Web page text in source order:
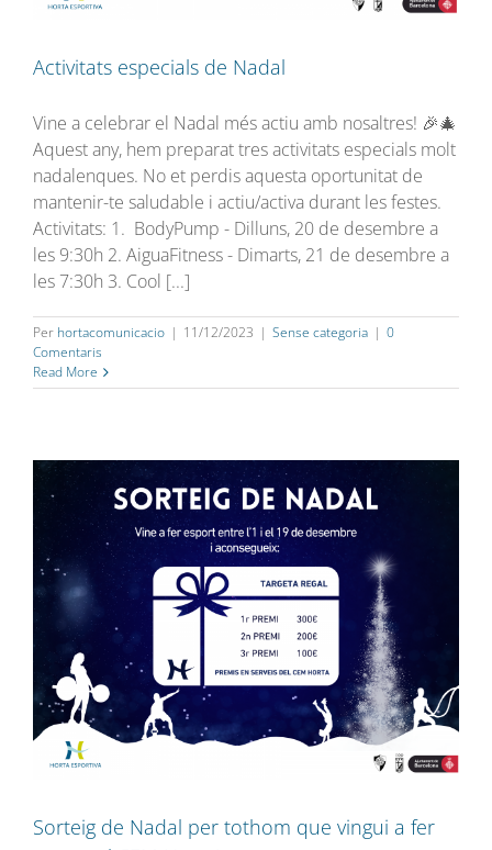
Activitats especials de Nadal
Vine a celebrar el Nadal més actiu amb nosaltres! 🎉🎄
Aquest any, hem preparat tres activitats especials molt
nadalenques. No et perdis aquesta oportunitat de
mantenir-te saludable i actiu/activa durant les festes.
Activitats: 1. BodyPump - Dilluns, 20 de desembre a
les 9:30h 2. AiguaFitness - Dimarts, 21 de desembre a
les 7:30h 3. Cool [...]
Per hortacomunicacio | 11/12/2023 | Sense categoria | 0
Comentaris
Read More
Sorteig de Nadal per tothom que vingui a fer